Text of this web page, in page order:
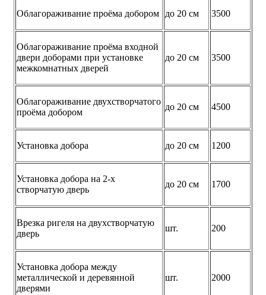
Облагораживание проёма добором до 20 см 3500
Облагораживание проёма входной
двери доборами при установке
межкомнатных дверей
до 20 см 3500
Облагораживание двухстворчатого
проёма добором
до 20 см 4500
Установка добора до 20 см 1200
Установка добора на 2-х
створчатую дверь
до 20 см 1700
Врезка ригеля на двухстворчатую
дверь
шт. 200
Установка добора между
металлической и деревянной
дверями
шт. 2000